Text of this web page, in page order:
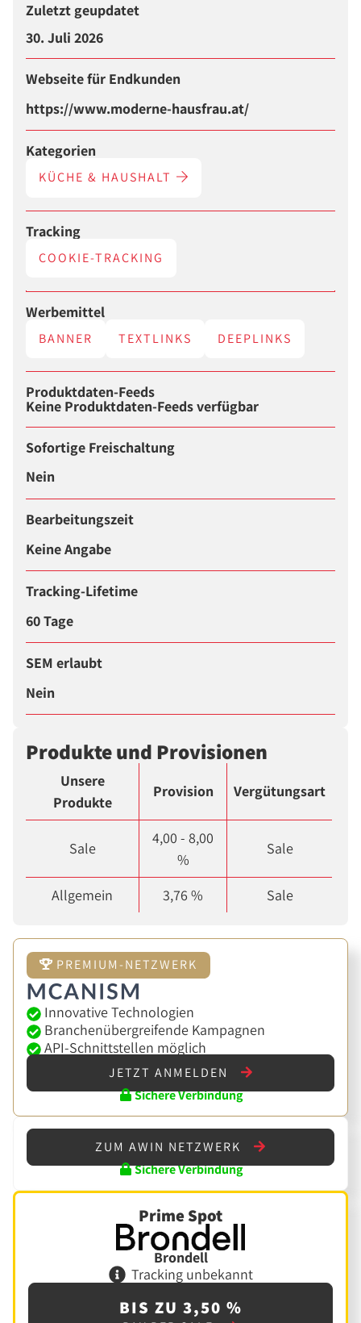
Zuletzt geupdatet
30. Juli 2026
Webseite für Endkunden
https://www.moderne-hausfrau.at/
Kategorien
KÜCHE & HAUSHALT
Tracking
COOKIE-TRACKING
Werbemittel
BANNER TEXTLINKS DEEPLINKS
Produktdaten-Feeds
Keine Produktdaten-Feeds verfügbar
Sofortige Freischaltung
Nein
Bearbeitungszeit
Keine Angabe
Tracking-Lifetime
60 Tage
SEM erlaubt
Nein
Produkte und Provisionen
Unsere
Produkte
Provision Vergütungsart
Sale
4,00 - 8,00
%
Sale
Allgemein 3,76 % Sale
PREMIUM-NETZWERK
Innovative Technologien
Branchenübergreifende Kampagnen
API-Schnittstellen möglich
JETZT ANMELDEN
Sichere Verbindung
ZUM AWIN NETZWERK
Sichere Verbindung
Prime Spot
Brondell
Tracking unbekannt
BIS ZU 3,50 %